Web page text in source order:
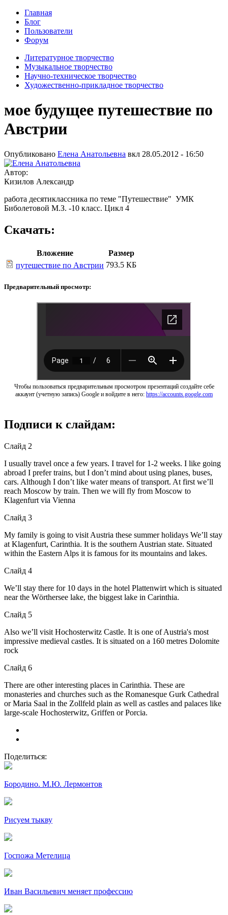
Главная
Блог
Пользователи
Форум
Литературное творчество
Музыкальное творчество
Научно-техническое творчество
Художественно-прикладное творчество
мое будущее путешествие по
Австрии
Опубликовано Елена Анатольевна вкл 28.05.2012 - 16:50
Автор:
Кизилов Александр
работа десятиклассника по теме "Путешествие" УМК
Биболетовой М.З. -10 класс. Цикл 4
Скачать:
Вложение
Размер
путешествие по Австрии 793.5 КБ
Предварительный просмотр:
Чтобы пользоваться предварительным просмотром презентаций создайте себе
аккаунт (учетную запись) Google и войдите в него: https://accounts.google.com
Подписи к слайдам:
Слайд 2
I usually travel once a few years. I travel for 1-2 weeks. I like going
abroad I prefer trains, but I don’t mind about using planes, buses,
cars. Although I don’t like water means of transport. At first we’ll
reach Moscow by train. Then we will fly from Moscow to
Klagenfurt via Vienna
Слайд 3
My family is going to visit Austria these summer holidays We’ll stay
at Klagenfurt, Carinthia. It is the southern Austrian state. Situated
within the Eastern Alps it is famous for its mountains and lakes.
Слайд 4
We’ll stay there for 10 days in the hotel Plattenwirt which is situated
near the Wörthersee lake, the biggest lake in Carinthia.
Слайд 5
Also we’ll visit Hochosterwitz Castle. It is one of Austria's most
impressive medieval castles. It is situated on a 160 metres Dolomite
rock
Слайд 6
There are other interesting places in Carinthia. These are
monasteries and churches such as the Romanesque Gurk Cathedral
or Maria Saal in the Zollfeld plain as well as castles and palaces like
large-scale Hochosterwitz, Griffen or Porcia.
Поделиться:
Бородино. М.Ю. Лермонтов
Рисуем тыкву
Госпожа Метелица
Иван Васильевич меняет профессию